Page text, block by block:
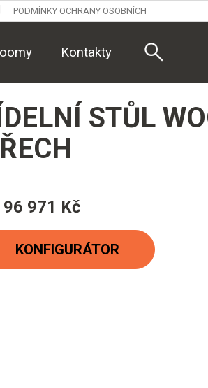
PODMÍNKY OCHRANY OSOBNÍCH ÚDAJŮ
Kontakty
STŮL
96 971 Kč
KONFIGURÁTOR